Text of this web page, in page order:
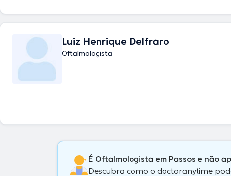
Luiz Henrique Delfraro
Oftalmologista
É Oftalmologista em Passos e não
Descubra como o doctoranytime